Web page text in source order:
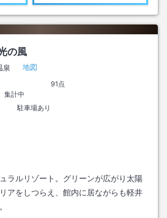
の風
泉
地図
91点
集計中
駐車場あり
ラルリゾート。グリーンが広がり太陽
アをしつらえ、館内に居ながらも軽井